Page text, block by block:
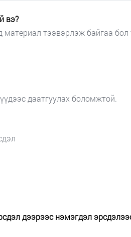
вэ?
тээвэрлэж байгаа бол
даатгуулах боломжтой.
дээрээс нэмэгдэл